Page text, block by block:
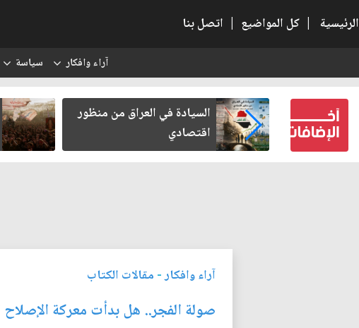
الرئيسية | كل المواضيع | اتصل بنا
آراء وافكار سياسة
بعد أخذ
السيادة في العراق من منظور
اقتصادي
آراء وافكار- مقالات الكتاب
صولة الفجر.. هل بدأت معركة